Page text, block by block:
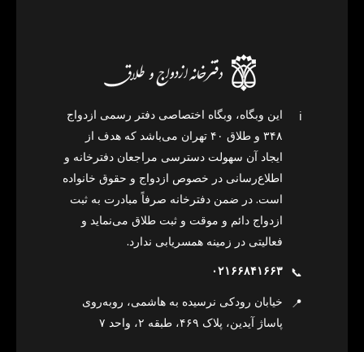
ℹ️
این وبگاه، وبگاه اختصاصی دفتر رسمی ازدواج
۳۴۸ و طلاق ۴۰ تهران می‌باشد که هدف از
ایجاد آن سهولت دسترسی مراجعان دفترخانه و
اطلاع‌رسانی در خصوص ازدواج و حقوق خانواده
است. در ضمن دفترخانه صرفاً مبادرت به ثبت
ازدواج دائم و موقت و ثبت طلاق می‌نماید و
فعالیتی در زمینه همسریابی ندارد.
📞 ۰۲۱۶۶۸۴۱۶۶۳
📍
خیابان رودکی نرسیده به هاشمی، روبه‌روی
پاساژ آیدین، پلاک ۴۶۹، طبقه ۲، واحد ۷